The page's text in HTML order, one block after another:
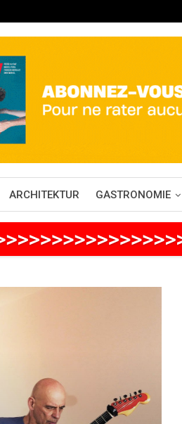
ARCHITEKTUR GASTRONOMIE
>>>>>>>>>>>>>>>